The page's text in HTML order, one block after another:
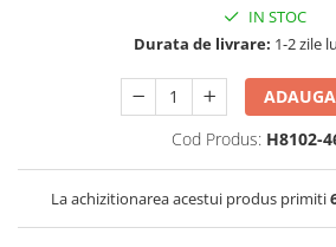
Combinezoane de lucru
impermeabile
Costume de ploaie impermeabile
IN STOC
Durata de livrare: 1-2 zile
Cod Produs: H8102-
La achizitionarea acestui produs primiti